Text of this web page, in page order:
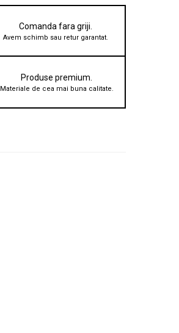
Comanda fara griji.
Avem schimb sau retur garantat.
Produse premium.
Materiale de cea mai buna calitate.